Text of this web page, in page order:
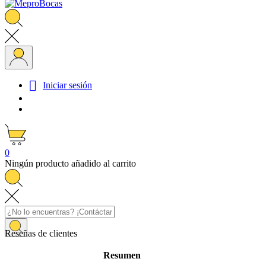
 Iniciar sesión
0
Ningún producto añadido al carrito
Inicio
Reseñas de clientes
Reseñas de clientes
Resumen